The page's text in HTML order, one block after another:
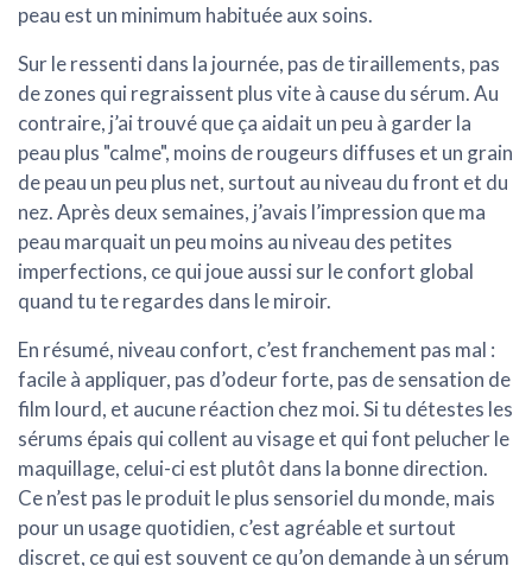
peau est un minimum habituée aux soins.
Sur le ressenti dans la journée, pas de tiraillements, pas
de zones qui regraissent plus vite à cause du sérum. Au
contraire, j’ai trouvé que ça aidait un peu à garder la
peau plus "calme", moins de rougeurs diffuses et un grain
de peau un peu plus net, surtout au niveau du front et du
nez. Après deux semaines, j’avais l’impression que ma
peau marquait un peu moins au niveau des petites
imperfections, ce qui joue aussi sur le confort global
quand tu te regardes dans le miroir.
En résumé, niveau confort, c’est franchement pas mal :
facile à appliquer, pas d’odeur forte, pas de sensation de
film lourd, et aucune réaction chez moi. Si tu détestes les
sérums épais qui collent au visage et qui font pelucher le
maquillage, celui-ci est plutôt dans la bonne direction.
Ce n’est pas le produit le plus sensoriel du monde, mais
pour un usage quotidien, c’est agréable et surtout
discret, ce qui est souvent ce qu’on demande à un sérum